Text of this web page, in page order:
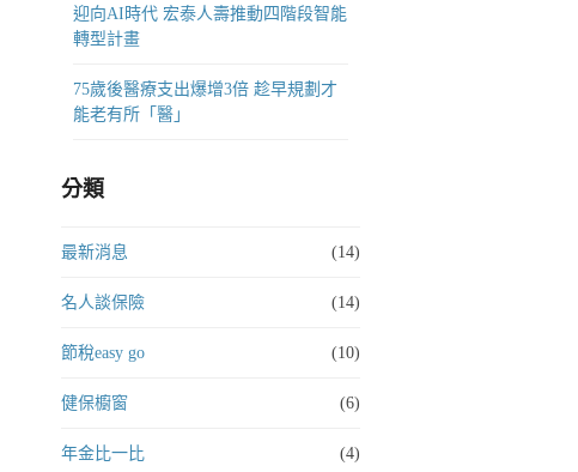
迎向AI時代 宏泰人壽推動四階段智能
轉型計畫
75歲後醫療支出爆增3倍 趁早規劃才
能老有所「醫」
分類
最新消息 (14)
名人談保險 (14)
節稅easy go (10)
健保櫥窗 (6)
年金比一比 (4)